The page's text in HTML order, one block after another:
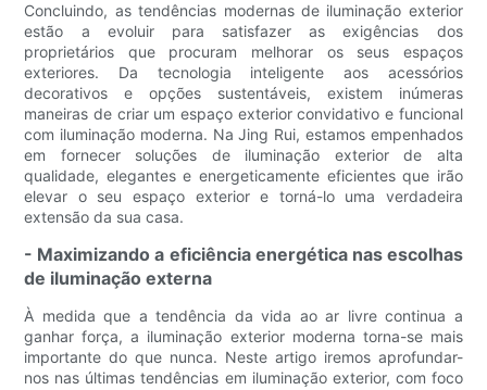
Concluindo, as tendências modernas de iluminação exterior
estão a evoluir para satisfazer as exigências dos
proprietários que procuram melhorar os seus espaços
exteriores. Da tecnologia inteligente aos acessórios
decorativos e opções sustentáveis, existem inúmeras
maneiras de criar um espaço exterior convidativo e funcional
com iluminação moderna. Na Jing Rui, estamos empenhados
em fornecer soluções de iluminação exterior de alta
qualidade, elegantes e energeticamente eficientes que irão
elevar o seu espaço exterior e torná-lo uma verdadeira
extensão da sua casa.
- Maximizando a eficiência energética nas escolhas
de iluminação externa
À medida que a tendência da vida ao ar livre continua a
ganhar força, a iluminação exterior moderna torna-se mais
importante do que nunca. Neste artigo iremos aprofundar-
nos nas últimas tendências em iluminação exterior, com foco